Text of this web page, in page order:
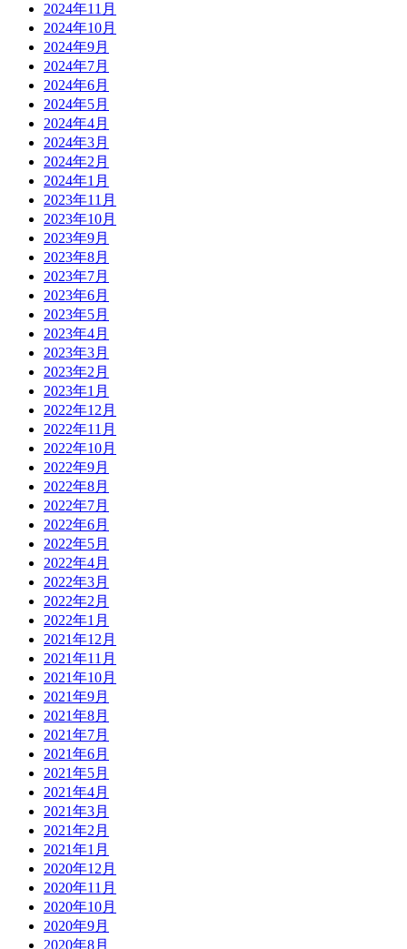
2024年11月
2024年10月
2024年9月
2024年7月
2024年6月
2024年5月
2024年4月
2024年3月
2024年2月
2024年1月
2023年11月
2023年10月
2023年9月
2023年8月
2023年7月
2023年6月
2023年5月
2023年4月
2023年3月
2023年2月
2023年1月
2022年12月
2022年11月
2022年10月
2022年9月
2022年8月
2022年7月
2022年6月
2022年5月
2022年4月
2022年3月
2022年2月
2022年1月
2021年12月
2021年11月
2021年10月
2021年9月
2021年8月
2021年7月
2021年6月
2021年5月
2021年4月
2021年3月
2021年2月
2021年1月
2020年12月
2020年11月
2020年10月
2020年9月
2020年8月